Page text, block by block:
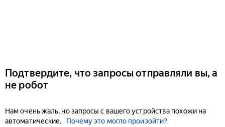
Подтвердите, что запросы отправляли вы, а
не робот
Нам очень жаль, но запросы с вашего устройства похожи на
автоматические.
Почему это могло произойти?